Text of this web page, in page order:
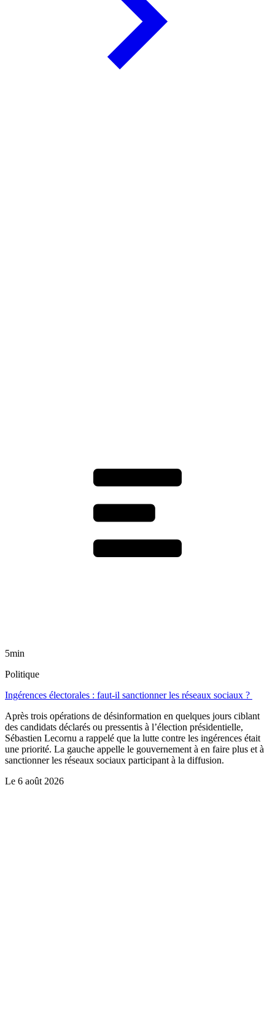
5min
Politique
Ingérences électorales : faut-il sanctionner les réseaux sociaux ?
Après trois opérations de désinformation en quelques jours ciblant
des candidats déclarés ou pressentis à l’élection présidentielle,
Sébastien Lecornu a rappelé que la lutte contre les ingérences était
une priorité. La gauche appelle le gouvernement à en faire plus et à
sanctionner les réseaux sociaux participant à la diffusion.
Le 6 août 2026